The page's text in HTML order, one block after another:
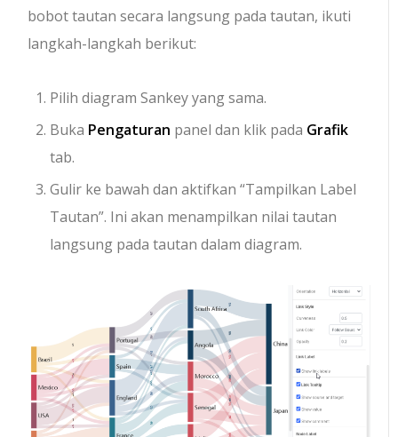
bobot tautan secara langsung pada tautan, ikuti
langkah-langkah berikut:
Pilih diagram Sankey yang sama.
Buka Pengaturan panel dan klik pada Grafik
tab.
Gulir ke bawah dan aktifkan “Tampilkan Label
Tautan”. Ini akan menampilkan nilai tautan
langsung pada tautan dalam diagram.